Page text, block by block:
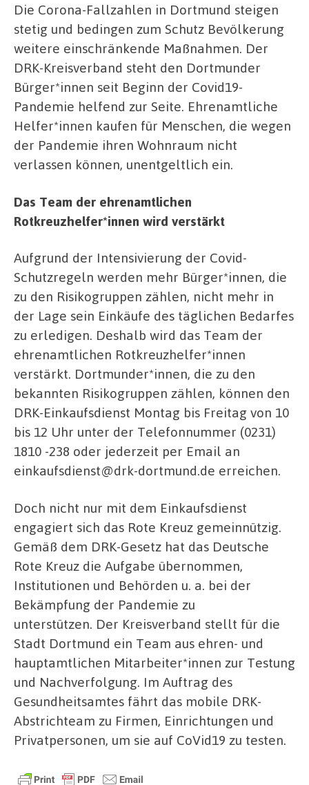
Die Corona-Fallzahlen in Dortmund steigen
stetig und bedingen zum Schutz Bevölkerung
weitere einschränkende Maßnahmen. Der
DRK-Kreisverband steht den Dortmunder
Bürger*innen seit Beginn der Covid19-
Pandemie helfend zur Seite. Ehrenamtliche
Helfer*innen kaufen für Menschen, die wegen
der Pandemie ihren Wohnraum nicht
verlassen können, unentgeltlich ein.
Das Team der ehrenamtlichen
Rotkreuzhelfer*innen wird verstärkt
Aufgrund der Intensivierung der Covid-
Schutzregeln werden mehr Bürger*innen, die
zu den Risikogruppen zählen, nicht mehr in
der Lage sein Einkäufe des täglichen Bedarfes
zu erledigen. Deshalb wird das Team der
ehrenamtlichen Rotkreuzhelfer*innen
verstärkt. Dortmunder*innen, die zu den
bekannten Risikogruppen zählen, können den
DRK-Einkaufsdienst Montag bis Freitag von 10
bis 12 Uhr unter der Telefonnummer (0231)
1810 -238 oder jederzeit per Email an
einkaufsdienst@drk-dortmund.de erreichen.
Doch nicht nur mit dem Einkaufsdienst
engagiert sich das Rote Kreuz gemeinnützig.
Gemäß dem DRK-Gesetz hat das Deutsche
Rote Kreuz die Aufgabe übernommen,
Institutionen und Behörden u. a. bei der
Bekämpfung der Pandemie zu
unterstützen. Der Kreisverband stellt für die
Stadt Dortmund ein Team aus ehren- und
hauptamtlichen Mitarbeiter*innen zur Testung
und Nachverfolgung. Im Auftrag des
Gesundheitsamtes fährt das mobile DRK-
Abstrichteam zu Firmen, Einrichtungen und
Privatpersonen, um sie auf CoVid19 zu testen.